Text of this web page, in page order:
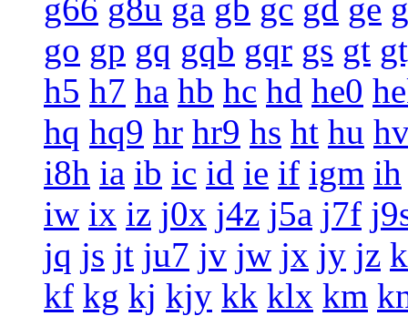
g66 g8u ga gb gc gd ge
go gp gq gqb gqr gs gt
h5 h7 ha hb hc hd he0
hq hq9 hr hr9 hs ht hu
i8h ia ib ic id ie if igm ih
iw ix iz j0x j4z j5a j7f
jq js jt ju7 jv jw jx jy jz
kf kg kj kjy kk klx km